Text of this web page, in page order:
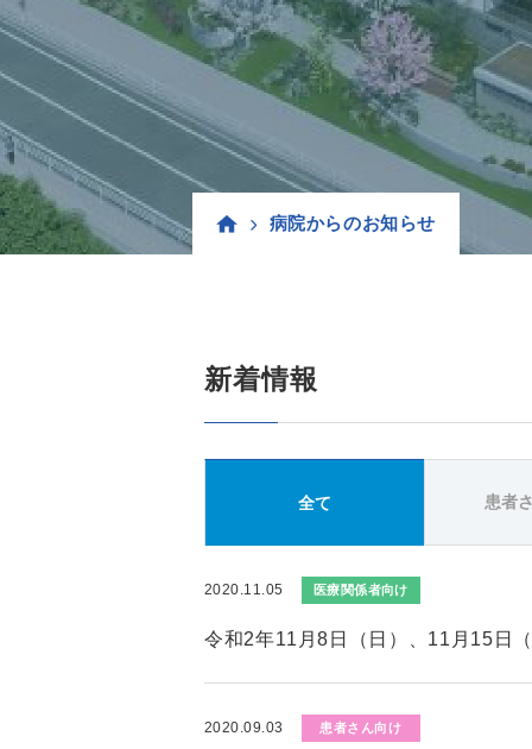
病院からのお知らせ
新着情報
全て 患者
2020.11.05 医療関係者向け
令和2年11月8日（日）、11月15日
2020.09.03 患者さん向け